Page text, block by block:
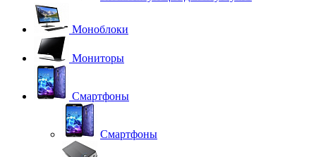
Моноблоки
Мониторы
Смартфоны
Смартфоны